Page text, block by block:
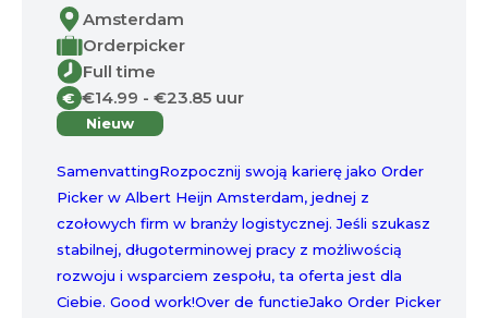
Amsterdam
Orderpicker
Full time
€ €14.99 - €23.85 uur
Nieuw
SamenvattingRozpocznij swoją karierę jako Order
Picker w Albert Heijn Amsterdam, jednej z
czołowych firm w branży logistycznej. Jeśli szukasz
stabilnej, długoterminowej pracy z możliwością
rozwoju i wsparciem zespołu, ta oferta jest dla
Ciebie. Good work!Over de functieJako Order Picker